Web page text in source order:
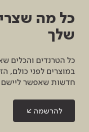
כל מה
שלך
כל הטרנדים והכלים
במוצרים לפני כולם,
חדשות שאפשר ליישם
להרשמה